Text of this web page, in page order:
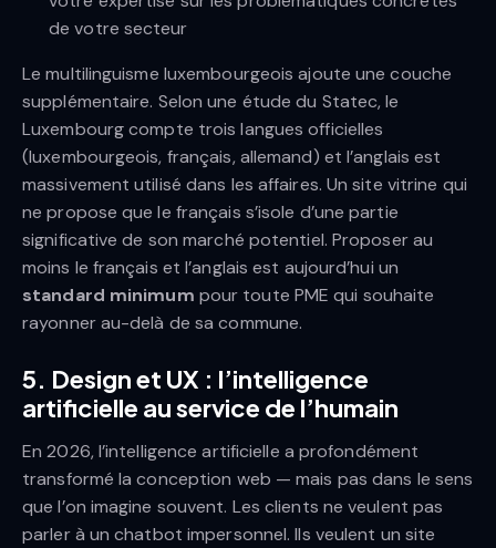
de votre secteur
Le multilinguisme luxembourgeois ajoute une couche
supplémentaire. Selon une étude du Statec, le
Luxembourg compte trois langues officielles
(luxembourgeois, français, allemand) et l’anglais est
massivement utilisé dans les affaires. Un site vitrine qui
ne propose que le français s’isole d’une partie
significative de son marché potentiel. Proposer au
moins le français et l’anglais est aujourd’hui un
standard minimum pour toute PME qui souhaite
rayonner au-delà de sa commune.
5. Design et UX : l’intelligence
artificielle au service de l’humain
En 2026, l’intelligence artificielle a profondément
transformé la conception web — mais pas dans le sens
que l’on imagine souvent. Les clients ne veulent pas
parler à un chatbot impersonnel. Ils veulent un site